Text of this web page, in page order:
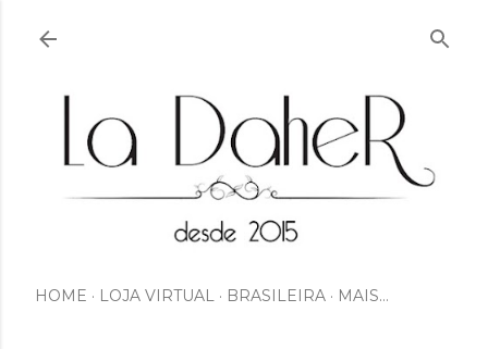
HOME LOJA VIRTUAL BRASILEIRA MAIS…